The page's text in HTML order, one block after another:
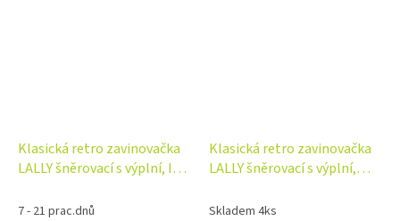
Klasická retro zavinovačka
LALLY šněrovací s výplní, I
modrá/bílá
7 - 21 prac.dnů
Klasická retro zavinovačka
LALLY šněrovací s výplní,
Skladem 4ks